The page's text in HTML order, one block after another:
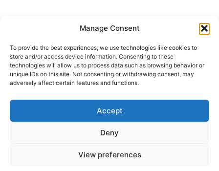
Manage Consent
To provide the best experiences, we use technologies like cookies to
store and/or access device information. Consenting to these
technologies will allow us to process data such as browsing behavior or
unique IDs on this site. Not consenting or withdrawing consent, may
adversely affect certain features and functions.
Accept
Deny
View preferences
+387 65 615 535